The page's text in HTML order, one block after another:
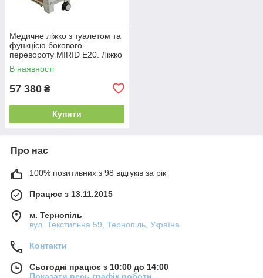
Медичне ліжко з туалетом та
функцією бокового
перевороту MIRID E20. Ліжко
для реабілітації інваліда.
В наявності
57 380 ₴
Купити
Про нас
100% позитивних з 98 відгуків за рік
Працює з 13.11.2015
м. Тернопіль
вул. Текстильна 59, Тернопіль, Україна
Контакти
Сьогодні працює з 10:00 до 14:00